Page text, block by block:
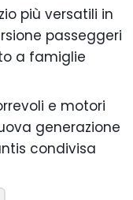
più versatili in
passeggeri
a famiglie
e motori
generazione
condivisa